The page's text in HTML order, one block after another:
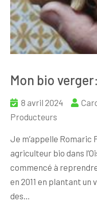
Mon bio
8 avril 2024
Producteurs
Je m’appelle Romaric
agriculteur bio dans
commencé à
en 2011 en plantant
des…